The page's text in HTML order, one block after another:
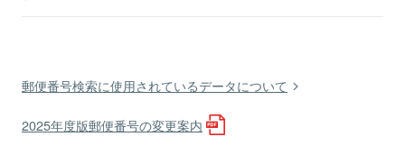
郵便番号検索に使用されているデータについて
2025年度版郵便番号の変更案内